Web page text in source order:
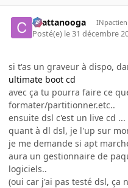
chattanooga INpactien
Posté(e) le 31 décembre
si t'as un graveur à dispo,
ultimate boot cd
avec ça tu pourra faire ce
formater/partitionner.etc..
ensuite dsl c'est un live cd
quant à dl dsl, je l'up sur
je me demande si apt
aura un gestionnaire de
logiciels..
(oui car j'ai pas testé dsl, ça